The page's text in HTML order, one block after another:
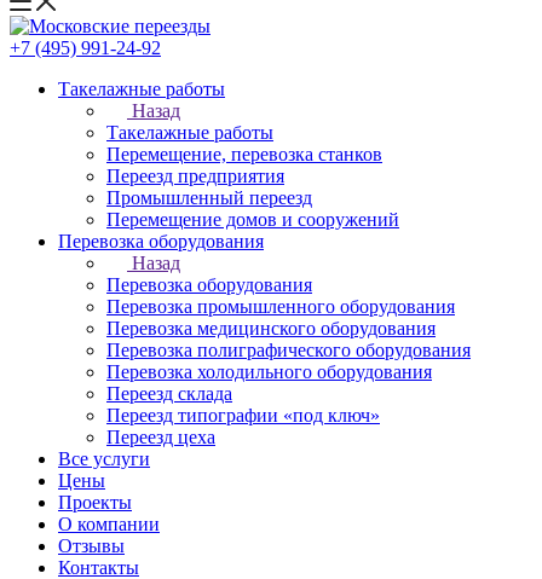
+7 (495) 991-24-92
Такелажные работы
Назад
Такелажные работы
Перемещение, перевозка станков
Переезд предприятия
Промышленный переезд
Перемещение домов и сооружений
Перевозка оборудования
Назад
Перевозка оборудования
Перевозка промышленного оборудования
Перевозка медицинского оборудования
Перевозка полиграфического оборудования
Перевозка холодильного оборудования
Переезд склада
Переезд типографии «под ключ»
Переезд цеха
Все услуги
Цены
Проекты
О компании
Отзывы
Контакты